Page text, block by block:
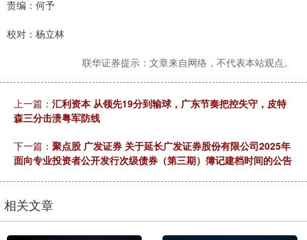
责编：何予
校对：杨立林
联华证券提示：文章来自网络，不代表本站观点。
上一篇： 汇利资本 从领先19分到输球，广东节奏把控失守，皮特
森三分击溃粤军防线
下一篇： 聚点股 广发证券 关于延长广发证券股份有限公司2025年
面向专业投资者公开发行次级债券（第三期）簿记建档时间的公告
相关文章